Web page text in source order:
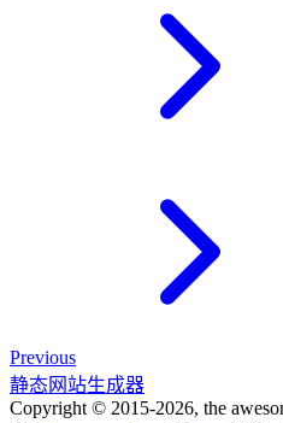
Previous
静态网站生成器
Copyright © 2015-2026, the